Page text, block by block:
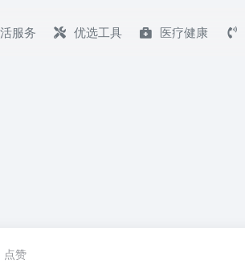
服务 优选工具 医疗健康
点赞